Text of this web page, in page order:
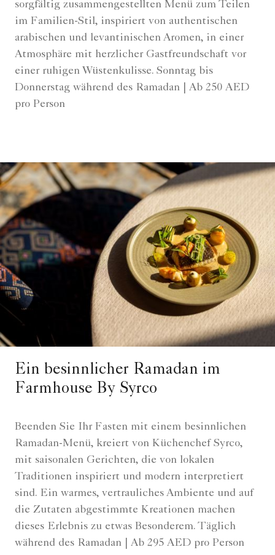
sorgfältig zusammengestellten Menü zum Teilen
im Familien-Stil, inspiriert von authentischen
arabischen und levantinischen Aromen, in einer
Atmosphäre mit herzlicher Gastfreundschaft vor
einer ruhigen Wüstenkulisse. Sonntag bis
Donnerstag während des Ramadan | Ab 250 AED
pro Person
Ein besinnlicher Ramadan im
Farmhouse By Syrco
Beenden Sie Ihr Fasten mit einem besinnlichen
Ramadan-Menü, kreiert von Küchenchef Syrco,
mit saisonalen Gerichten, die von lokalen
Traditionen inspiriert und modern interpretiert
sind. Ein warmes, vertrauliches Ambiente und auf
die Zutaten abgestimmte Kreationen machen
dieses Erlebnis zu etwas Besonderem. Täglich
während des Ramadan | Ab 295 AED pro Person